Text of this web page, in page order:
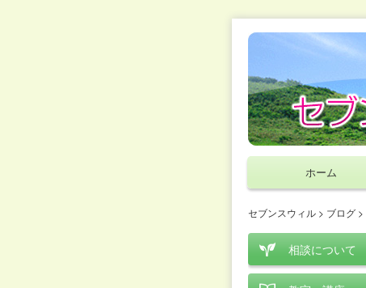
ホーム
セブンスウィル > ブログ >
相談について